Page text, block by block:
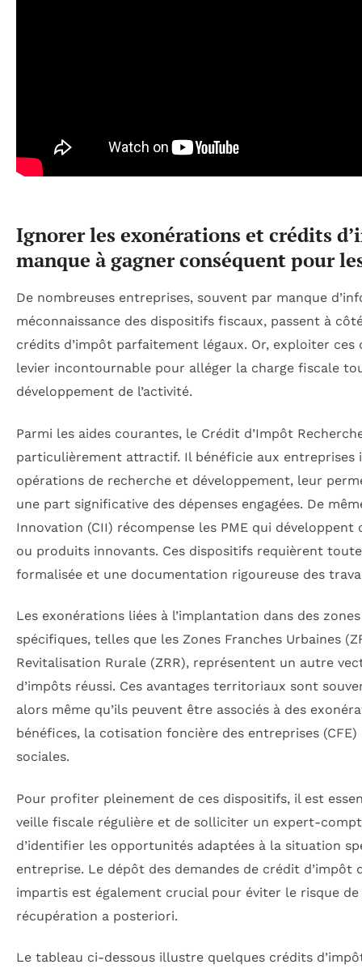
Ignorer les exonérations et crédits
manque à gagner conséquent pour
De nombreuses entreprises, souvent par manque
méconnaissance des dispositifs fiscaux, passent à
crédits d’impôt parfaitement légaux. Or, exploiter ces
levier incontournable pour alléger la charge fiscale
développement de l’activité.
Parmi les aides courantes, le Crédit d’Impôt
particulièrement attractif. Il bénéficie aux entreprises
opérations de recherche et développement, leur
une part significative des dépenses engagées. De
Innovation (CII) récompense les PME qui développent
ou produits innovants. Ces dispositifs requièrent
formalisée et une documentation rigoureuse des
Les exonérations liées à l’implantation dans des
spécifiques, telles que les Zones Franches Urbaines
Revitalisation Rurale (ZRR), représentent un autre
d’impôts réussi. Ces avantages territoriaux sont
alors même qu’ils peuvent être associés à des
bénéfices, la cotisation foncière des entreprises
sociales.
Pour profiter pleinement de ces dispositifs, il est
veille fiscale régulière et de solliciter un expert-
d’identifier les opportunités adaptées à la situation
entreprise. Le dépôt des demandes de crédit d’impôt
impartis est également crucial pour éviter le risque
récupération a posteriori.
Le tableau ci-dessous illustre quelques crédits